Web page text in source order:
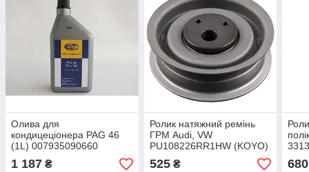
Олива для
кондицеціонера PAG 46
(1L) 007935090660
(Magneti Marelli)
1 187 ₴
Ролик натяжний ремінь
ГРМ Audi, VW
PU108226RR1HW (KOYO)
525₴ 680